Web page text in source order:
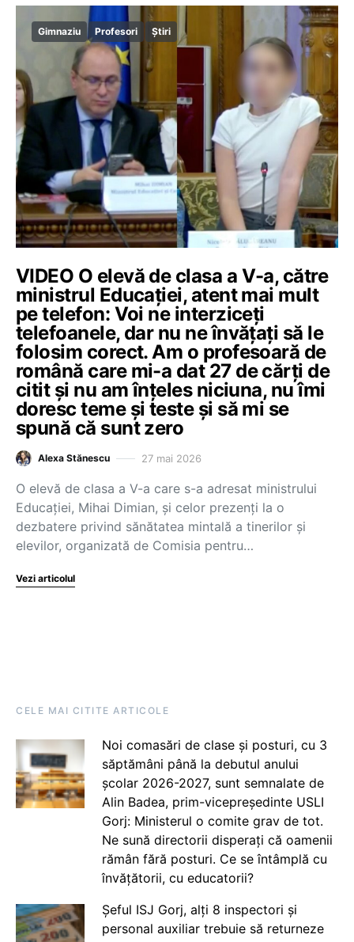
Gimnaziu Profesori Știri
VIDEO O elevă de clasa a V-a, către
ministrul Educației, atent mai mult
pe telefon: Voi ne interziceți
telefoanele, dar nu ne învățați să le
folosim corect. Am o profesoară de
română care mi-a dat 27 de cărți de
citit și nu am înțeles niciuna, nu îmi
doresc teme și teste și să mi se
spună că sunt zero
Alexa Stănescu 27 mai 2026
O elevă de clasa a V-a care s-a adresat ministrului
Educației, Mihai Dimian, și celor prezenți la o
dezbatere privind sănătatea mintală a tinerilor și
elevilor, organizată de Comisia pentru…
Vezi articolul
CELE MAI CITITE ARTICOLE
Noi comasări de clase și posturi, cu 3
săptămâni până la debutul anului
școlar 2026-2027, sunt semnalate de
Alin Badea, prim-vicepreședinte USLI
Gorj: Ministerul o comite grav de tot.
Ne sună directorii disperați că oamenii
rămân fără posturi. Ce se întâmplă cu
învățătorii, cu educatorii?
Șeful ISJ Gorj, alți 8 inspectori și
personal auxiliar trebuie să returneze